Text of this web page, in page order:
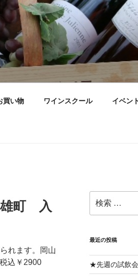
買い物 ワインスクール イベン
雄町 入
れます。岡山
込￥2900
索:
最近の投稿
★先週の試飲